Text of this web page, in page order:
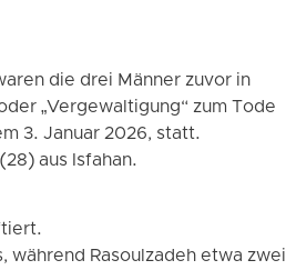
die drei Männer zuvor in
„Vergewaltigung“ zum Tode
3. Januar 2026, statt.
aus Isfahan.
während Rasoulzadeh etwa zwei